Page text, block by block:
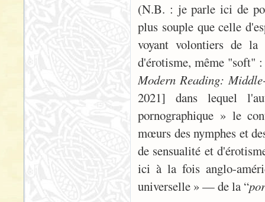
(N.B. : je parle ici de
plus souple que celle
voyant volontiers de
d'érotisme, même "soft"
Modern Reading:
2021] dans lequel
pornographique » le
mœurs des nymphes et
de sensualité et
ici à la fois anglo-
universelle » — de la “